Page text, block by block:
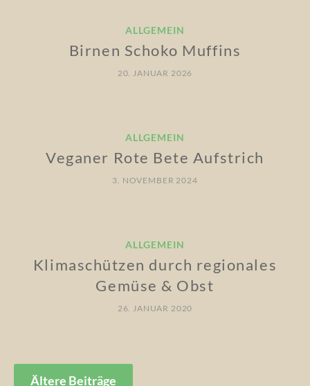
ALLGEMEIN
Birnen Schoko Muffins
20. JANUAR 2026
ALLGEMEIN
Veganer Rote Bete Aufstrich
3. NOVEMBER 2024
ALLGEMEIN
Klimaschützen durch regionales
Gemüse & Obst
26. JANUAR 2020
Beitragsnavigation
Ältere Beiträge